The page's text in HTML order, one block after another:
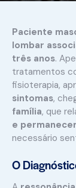
Paciente
lombar
três anos.
tratamentos
fisioterapia,
sintomas,
família, que
e
necessário
O